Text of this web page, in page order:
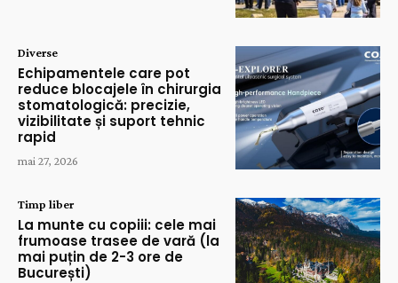
Diverse
Echipamentele care pot
reduce blocajele în chirurgia
stomatologică: precizie,
vizibilitate și suport tehnic
rapid
mai 27, 2026
Timp liber
La munte cu copiii: cele mai
frumoase trasee de vară (la
mai puțin de 2-3 ore de
București)